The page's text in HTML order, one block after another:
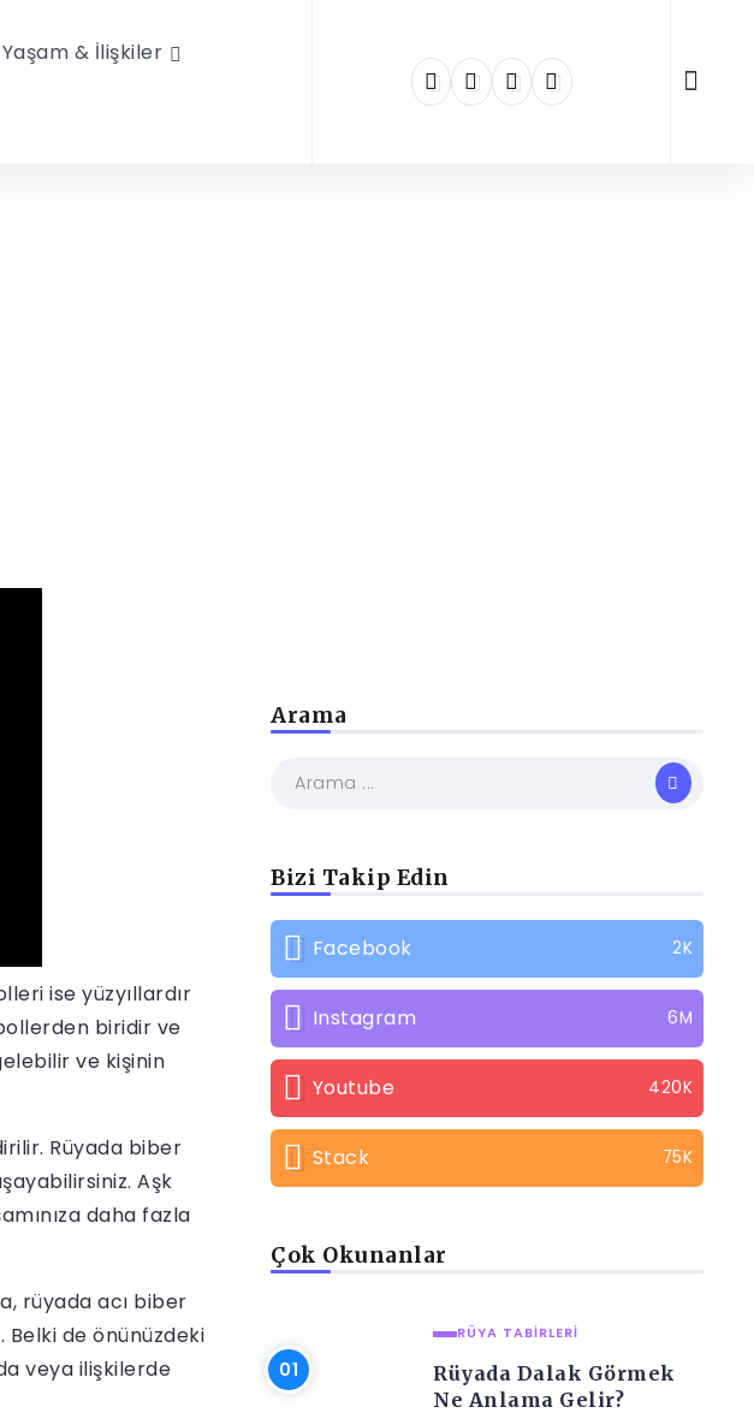
Yaşam & İlişkiler
ise yüzyıllardır
biridir ve
ve kişinin
Rüyada biber
Aşk
daha fazla
rüyada acı biber
Belki de önünüzdeki
veya ilişkilerde
Arama
Bizi Takip Edin
Facebook 2K
Instagram 6M
Youtube 420K
Stack 75K
Çok Okunanlar
RÜYA TABIRLERI
Rüyada Dalak Görmek
Ne Anlama Gelir?